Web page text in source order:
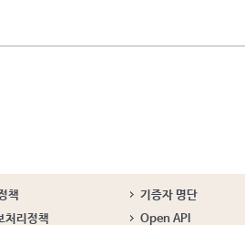
책 기증자 명단
처리정책 Open API